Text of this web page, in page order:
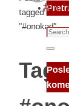
tagged
"#onokad"
Tag:
for:
Search